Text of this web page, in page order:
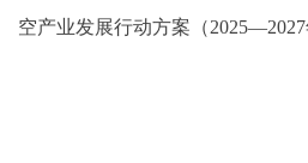
空产业发展行动方案（